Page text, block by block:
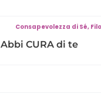
Consapevolezza di Sé,
Abbi CURA di te